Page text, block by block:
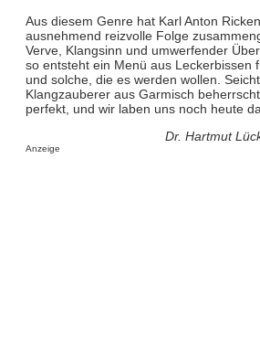
Aus diesem Genre hat Karl Anton
ausnehmend reizvolle Folge
Verve, Klangsinn und umwerfender
so entsteht ein Menü aus Leckerbissen
und solche, die es werden wollen.
Klangzauberer aus Garmisch
perfekt, und wir laben uns noch heute
Dr. Hartmut
Anzeige